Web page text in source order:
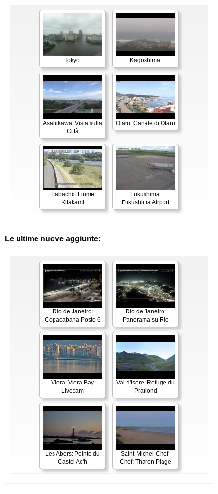
Tokyo: Kagoshima:
Asahikawa: Vista sulla
Città
Otaru: Canale di Otaru
Babacho: Fiume
Kitakami
Fukushima:
Fukushima Airport
Le ultime nuove aggiunte:
Rio de Janeiro:
Copacabana Posto 6
Rio de Janeiro:
Panorama su Rio
Vlora: Vlora Bay
Livecam
Val-d'Isère: Refuge du
Prariond
Les Abers: Pointe du
Castel Ac'h
Saint-Michel-Chef-
Chef: Tharon Plage